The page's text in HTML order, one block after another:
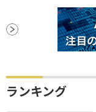
ランキング